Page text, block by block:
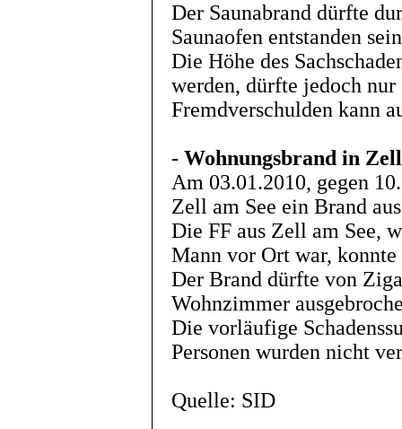
Der Saunabrand dürfte
Saunaofen entstanden
Die Höhe des
werden, dürfte jedoch nur
Fremdverschulden kann
- Wohnungsbrand in
Am 03.01.2010, gegen
Zell am See ein Brand
Die FF aus Zell am See,
Mann vor Ort war, konnte
Der Brand dürfte von
Wohnzimmer
Die vorläufige
Personen wurden nicht
Quelle: SID